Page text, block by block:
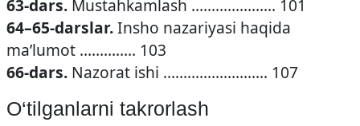
63-dars. Mustahkamlash ………………… 101
64–65-darslar.Insho nazariyasi haqida
ma’lumot ………….. 103
66-dars. Nazorat ishi …………………….. 107
O‘tilganlarni takrorlash